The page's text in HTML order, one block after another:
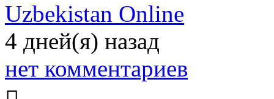
Uzbekistan Online
4 дней(я) назад
нет комментариев